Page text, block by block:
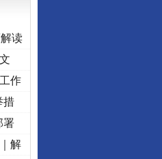
读
作
措
署
解